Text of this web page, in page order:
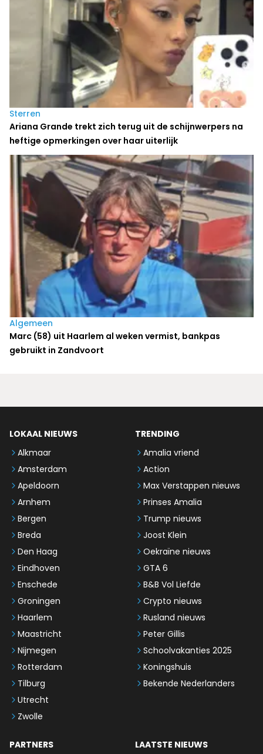
Sterren
Ariana Grande trekt zich terug uit de schijnwerpers na
heftige opmerkingen over haar uiterlijk
Algemeen
Marc (58) uit Haarlem al weken vermist, bankpas
gebruikt in Zandvoort
LOKAAL NIEUWS
Alkmaar
Amsterdam
Apeldoorn
Arnhem
Bergen
Breda
Den Haag
Eindhoven
Enschede
Groningen
Haarlem
Maastricht
Nijmegen
Rotterdam
Tilburg
Utrecht
Zwolle
TRENDING
Amalia vriend
Action
Max Verstappen nieuws
Prinses Amalia
Trump nieuws
Joost Klein
Oekraïne nieuws
GTA 6
B&B Vol Liefde
Crypto nieuws
Rusland nieuws
Peter Gillis
Schoolvakanties 2025
Koningshuis
Bekende Nederlanders
PARTNERS LAATSTE NIEUWS